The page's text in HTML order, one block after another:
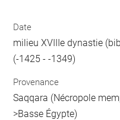
Date
milieu XVIIIe dynastie
(-1425 - -1349)
Provenance
Saqqara (Nécropole
>Basse Égypte)